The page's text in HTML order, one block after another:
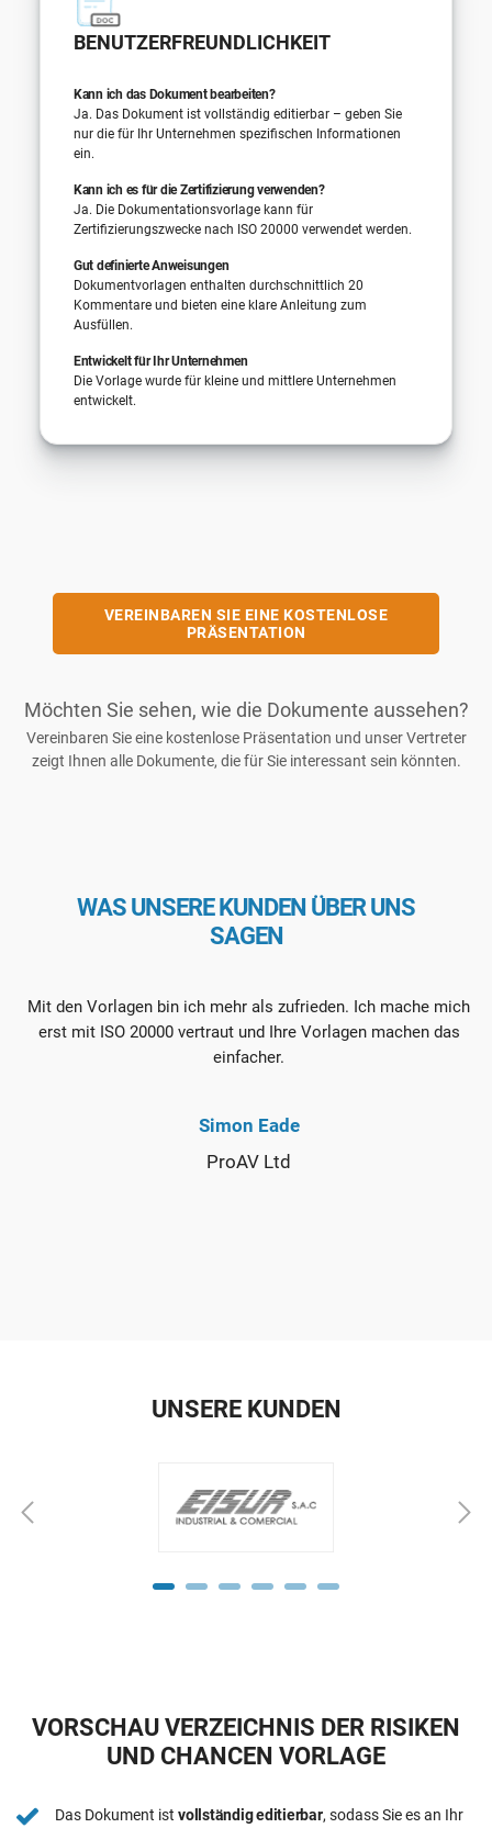
BENUTZERFREUNDLICHKEIT
Kann ich das Dokument bearbeiten?
Ja. Das Dokument ist vollständig editierbar – geben Sie
nur die für Ihr Unternehmen spezifischen Informationen
ein.
Kann ich es für die Zertifizierung verwenden?
Ja. Die Dokumentationsvorlage kann für
Zertifizierungszwecke nach ISO 20000 verwendet werden.
Gut definierte Anweisungen
Dokumentvorlagen enthalten durchschnittlich 20
Kommentare und bieten eine klare Anleitung zum
Ausfüllen.
Entwickelt für Ihr Unternehmen
Die Vorlage wurde für kleine und mittlere Unternehmen
entwickelt.
VEREINBAREN SIE EINE KOSTENLOSE
PRÄSENTATION
Möchten Sie sehen, wie die Dokumente aussehen?
Vereinbaren Sie eine kostenlose Präsentation und unser Vertreter
zeigt Ihnen alle Dokumente, die für Sie interessant sein könnten.
WAS UNSERE KUNDEN ÜBER UNS
SAGEN
Mit den Vorlagen bin ich mehr als zufrieden. Ich mache mich
erst mit ISO 20000 vertraut und Ihre Vorlagen machen das
einfacher.
Simon Eade
ProAV Ltd
UNSERE KUNDEN
VORSCHAU VERZEICHNIS DER RISIKEN
UND CHANCEN VORLAGE
Das Dokument ist vollständig editierbar, sodass Sie es an Ihr